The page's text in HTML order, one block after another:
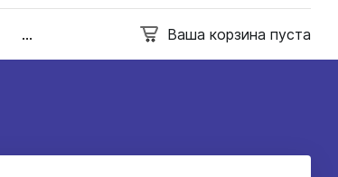
... Ваша корзина пуста